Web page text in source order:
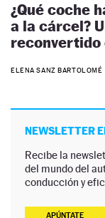
¿Qué coche
a la cárcel?
reconvertido
ELENA SANZ BARTOLOMÉ
NEWSLETTER
Recibe la
del mundo del
conducción y
APÚNTATE